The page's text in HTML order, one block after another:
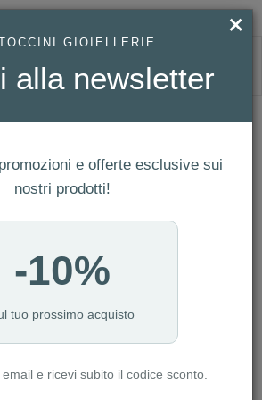
BEAT LAPISLAZZULI REF. 12221
12221
×
GIOIELLERIE
alla newsletter
e offerte esclusive sui
nostri prodotti!
-10%
tuo prossimo acquisto
e ricevi subito il codice sconto.